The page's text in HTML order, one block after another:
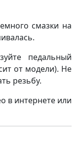
смазки на
педальный
от модели). Не
резьбу.
в интернете или